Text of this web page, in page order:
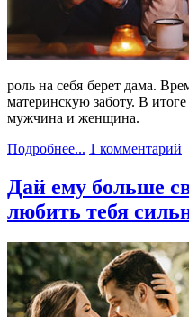
роль на себя берет дама.
материнскую заботу. В
мужчина и женщина.
Подробнее... 1 комментарий
Дай ему больше
любить тебя